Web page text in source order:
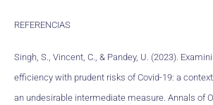
REFERENCIAS
Singh, S., Vincent, C., & Pandey, U. (2023).
efficiency with prudent risks of Covid-19: a
an undesirable intermediate measure. Annals of